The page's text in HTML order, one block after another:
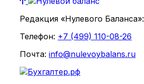
Редакция «Нулевого Баланса»:
Телефон: +7 (499) 110-08-26
Почта: info@nulevoybalans.ru